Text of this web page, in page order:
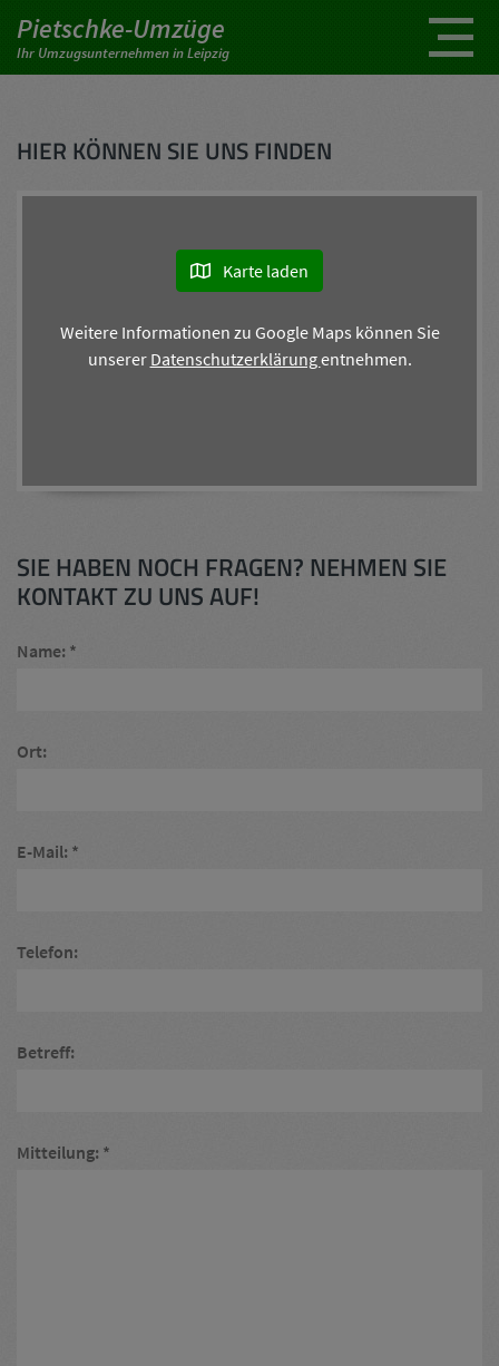
Pietschke-Umzüge
Ihr Umzugsunternehmen in Leipzig
HIER KÖNNEN SIE UNS FINDEN
Karte laden
Weitere Informationen zu Google Maps können Sie
unserer Datenschutzerklärungentnehmen.
SIE HABEN NOCH FRAGEN? NEHMEN SIE
KONTAKT ZU UNS AUF!
Name:
Ort:
E-Mail:
Telefon:
Betreff:
Mitteilung: